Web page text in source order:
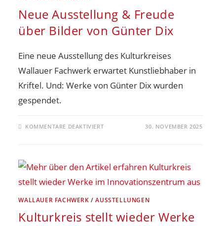
Neue Ausstellung & Freude
über Bilder von Günter Dix
Eine neue Ausstellung des Kulturkreises
Wallauer Fachwerk erwartet Kunstliebhaber in
Kriftel. Und: Werke von Günter Dix wurden
gespendet.
KOMMENTARE DEAKTIVIERT 30. NOVEMBER 2025
WALLAUER FACHWERK /AUSSTELLUNGEN
Kulturkreis stellt wieder Werke